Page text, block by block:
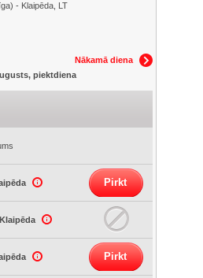
- Klaipēda, LT
Nākamā diena
piektdiena
Pirkt
Pirkt